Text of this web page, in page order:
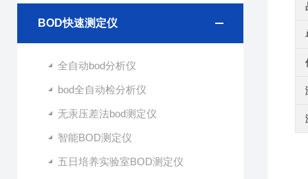
BOD快速测定仪
全自动bod分析仪
bod全自动检分析仪
无汞压差法bod测定仪
智能BOD测定仪
五日培养实验室BOD测定仪